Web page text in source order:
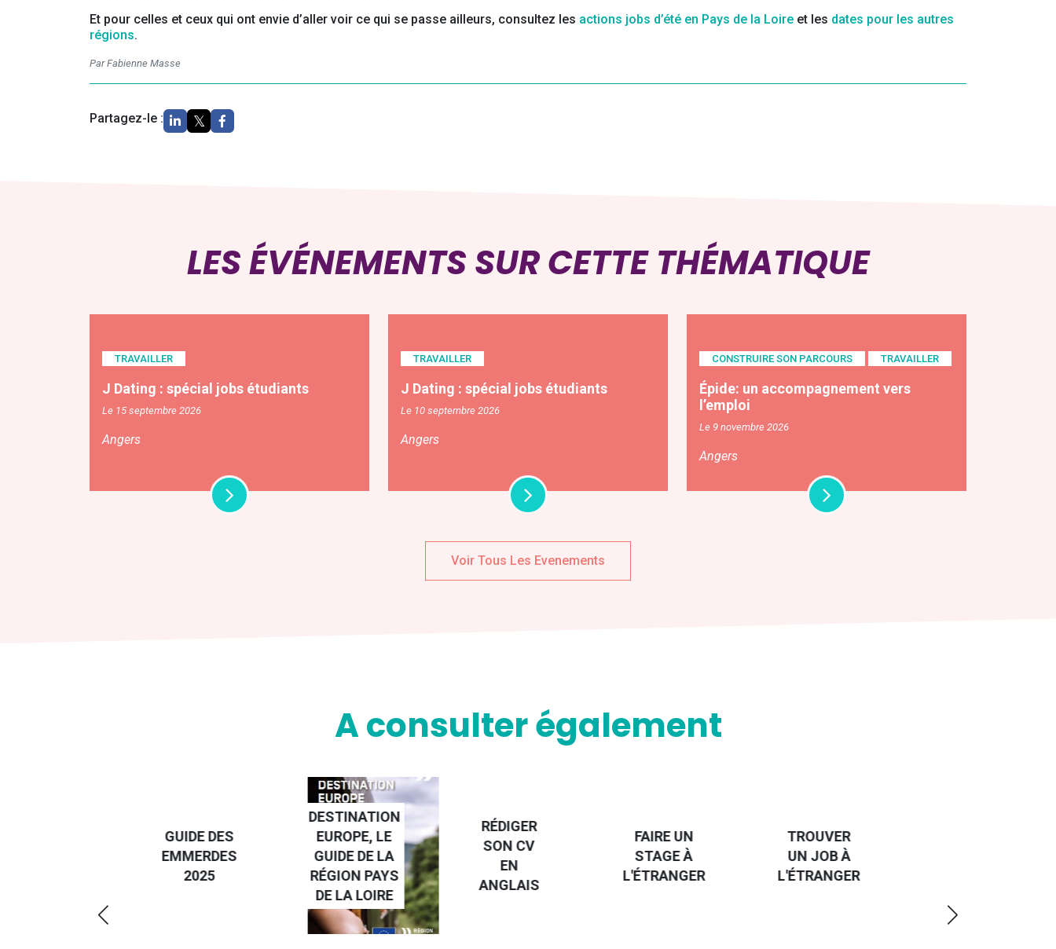
Et pour celles et ceux qui ont envie d’aller voir ce qui se passe ailleurs, consultez les actions jobs d’été en Pays de la Loire et les dates pour les autres
régions.
Par Fabienne Masse
Partagez-le :
LES ÉVÉNEMENTS SUR CETTE THÉMATIQUE
TRAVAILLER
J Dating : spécial jobs étudiants
Le 15 septembre 2026
Angers
TRAVAILLER
J Dating : spécial jobs étudiants
Le 10 septembre 2026
Angers
CONSTRUIRE SON PARCOURS TRAVAILLER
Épide: un accompagnement vers
l’emploi
Le 9 novembre 2026
Angers
Voir Tous Les Evenements
A consulter également
GUIDE DES
EMMERDES
2025
DESTINATION
EUROPE, LE
GUIDE DE LA
RÉGION PAYS
DE LA LOIRE
RÉDIGER
SON CV
EN
ANGLAIS
FAIRE UN
STAGE À
L'ÉTRANGER
TROUVER
UN JOB À
L'ÉTRANGER